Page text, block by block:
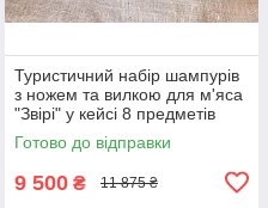
Туристичний набір шампурів
з ножем та вилкою для м'яса
"Звірі" у кейсі 8 предметів
подарунок Свату на ювілей
Готово до відправки
9 500 ₴ 11 875 ₴